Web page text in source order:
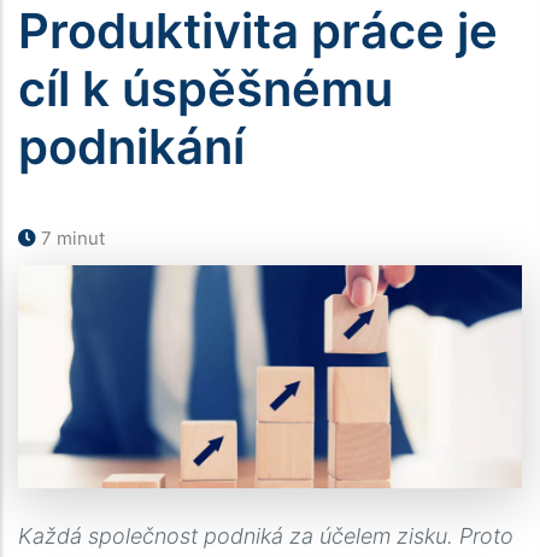
Produktivita práce je
cíl k úspěšnému
podnikání
7 minut
Každá společnost podniká za účelem zisku. Proto